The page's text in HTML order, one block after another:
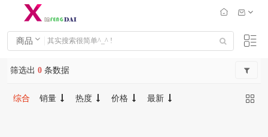
商品
筛选出 0 条数据
综合 销量 热度 价格 最新